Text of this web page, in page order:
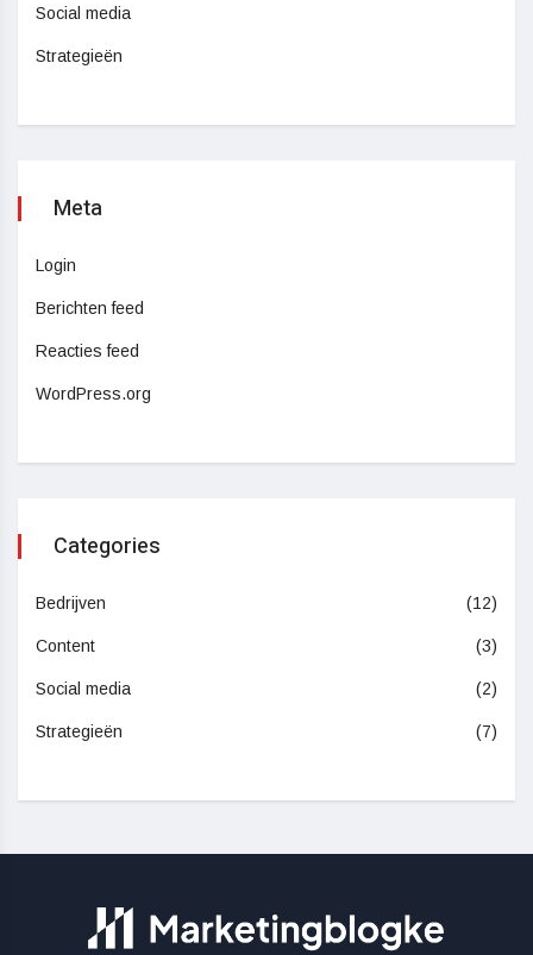
Social media
Strategieën
Meta
Login
Berichten feed
Reacties feed
WordPress.org
Categories
Bedrijven (12)
Content (3)
Social media (2)
Strategieën (7)